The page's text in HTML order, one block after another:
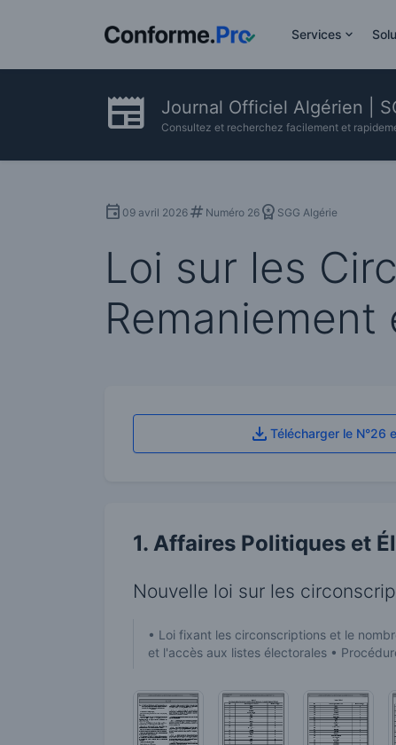
Services
Journal Officiel Algérien |
Consultez et recherchez facilement et
09 avril 2026 Numéro 26 SGG Algérie
Loi sur les
Télécharger le N°26
1. Affaires Politiques et
Nouvelle loi sur les
• Loi fixant les circonscriptions et le
et l'accès aux listes électorales •